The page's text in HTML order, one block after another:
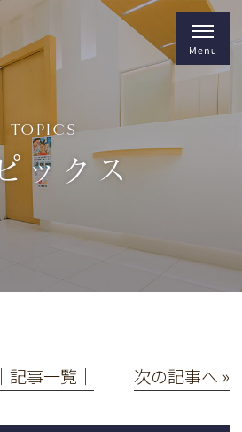
TOPICS
ックス
│記事一覧│ 次の記事へ »